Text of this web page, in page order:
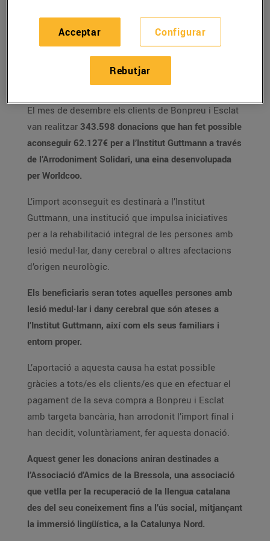
Catalunya Nord.
Des de febrer de 2019, s’han realitzat més
aconseguit més de 2 milions d’euros a
través d’aquesta iniciativa solidària.
El mes de desembre els clients de Bonpreu i Esclat
van realitzar 343.598 donacions que han fet possible
aconseguir 62.127€ per a l’Institut Guttmann a través
de l’Arrodoniment Solidari, una eina desenvolupada
per Worldcoo.
L’import aconseguit es destinarà a l’Institut
Guttmann, una institució que impulsa iniciatives
per a la rehabilitació integral de les persones amb
lesió medul·lar, dany cerebral o altres afectacions
d’origen neurològic.
Els beneficiaris seran totes aquelles persones amb
lesió medul·lar i dany cerebral que són ateses a
l’Institut Guttmann, així com els seus familiars i
entorn proper.
L’aportació a aquesta causa ha estat possible
gràcies a tots/es els clients/es que en efectuar el
pagament de la seva compra a Bonpreu i Esclat
amb targeta bancària, han arrodonit l’import final i
han decidit, voluntàriament, fer aquesta donació.
Aquest gener les donacions aniran destinades a
l’Associació d’Amics de la Bressola, una associació
que vetlla per la recuperació de la llengua catalana
des del seu coneixement fins a l’ús social, mitjançant
la immersió lingüística, a la Catalunya Nord.
Configurar
Rebutjar
Acceptar